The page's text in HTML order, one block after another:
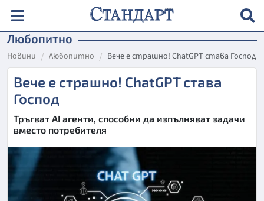
Любопитно
Новини Любопитно Вече е страшно! ChatGPT става Господ
Вече е страшно! ChatGPT става
Господ
Тръгват AI агенти, способни да изпълняват задачи
вместо потребителя